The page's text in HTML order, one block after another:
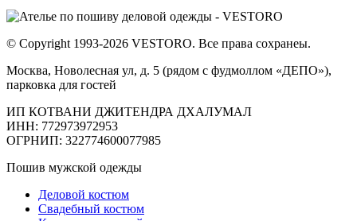
© Copyright 1993-2026 VESTORO. Все права сохранеы.
Москва, Новолесная ул, д. 5 (рядом с фудмоллом «ДЕПО»),
парковка для гостей
ИП КОТВАНИ ДЖИТЕНДРА ДХАЛУМАЛ
ИНН: 772973972953
ОГРНИП: 322774600077985
Пошив мужской одежды
Деловой костюм
Свадебный костюм